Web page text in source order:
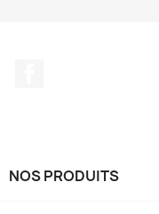
NOS PRODUITS